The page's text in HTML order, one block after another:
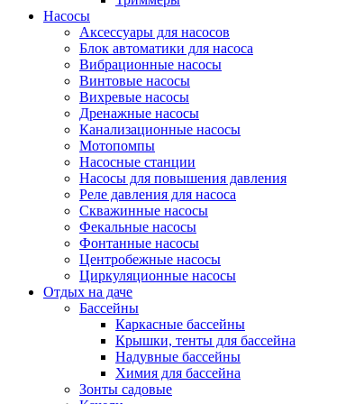
Насосы
Аксессуары для насосов
Блок автоматики для насоса
Вибрационные насосы
Винтовые насосы
Вихревые насосы
Дренажные насосы
Канализационные насосы
Мотопомпы
Насосные станции
Насосы для повышения давления
Реле давления для насоса
Скважинные насосы
Фекальные насосы
Фонтанные насосы
Центробежные насосы
Циркуляционные насосы
Отдых на даче
Бассейны
Каркасные бассейны
Крышки, тенты для бассейна
Надувные бассейны
Химия для бассейна
Зонты садовые